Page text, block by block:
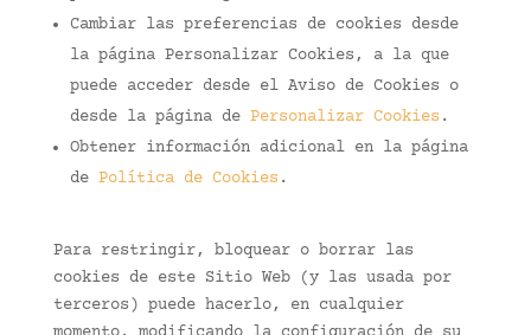
Cambiar las preferencias de cookies desde
la página Personalizar Cookies, a la que
puede acceder desde el Aviso de Cookies o
desde la página de Personalizar Cookies .
Obtener información adicional en la página
de Política de Cookies .
Para restringir, bloquear o borrar las
cookies de este Sitio Web (y las usada por
terceros) puede hacerlo, en cualquier